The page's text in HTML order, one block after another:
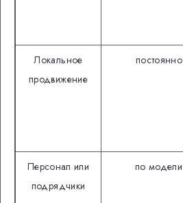
Локальное
продвижение
постоянно
Персонал или
подрядчики
по модели